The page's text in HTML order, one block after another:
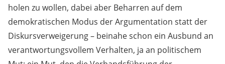
holen zu wollen, dabei aber Beharren auf dem
demokratischen Modus der Argumentation statt der
Diskursverweigerung – beinahe schon ein Ausbund an
verantwortungsvollem Verhalten, ja an politischem